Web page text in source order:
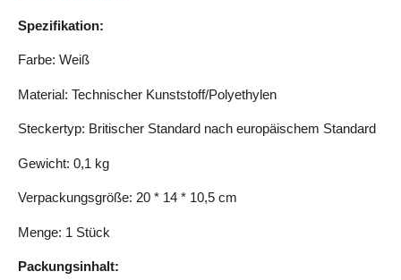
Spezifikation:
Farbe: Weiß
Material: Technischer Kunststoff/Polyethylen
Steckertyp: Britischer Standard nach europäischem Standard
Gewicht: 0,1 kg
Verpackungsgröße: 20 * 14 * 10,5 cm
Menge: 1 Stück
Packungsinhalt: